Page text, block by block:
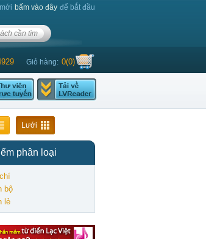
bấm vào đây để bắt đầu
Giỏ hàng: 0(0)
Lưới
phân loại
bộ
lẻ